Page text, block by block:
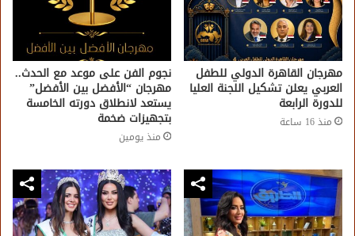
مهرجان القاهرة الدولي للطفل
العربي يعلن تشكيل اللجنة العليا
للدورة الرابعة
منذ 16 ساعة
نجوم الفن على موعد مع الحدث..
مهرجان “الأفضل بين الأفضل”
يستعد لانطلاق دورته الخامسة
بتجهيزات ضخمة
منذ يومين